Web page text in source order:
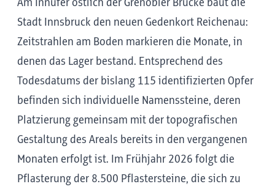
Am Innufer östlich der Grenobler Brücke baut die
Stadt Innsbruck den neuen Gedenkort Reichenau:
Zeitstrahlen am Boden markieren die Monate, in
denen das Lager bestand. Entsprechend des
Todesdatums der bislang 115 identifizierten Opfer
befinden sich individuelle Namenssteine, deren
Platzierung gemeinsam mit der topografischen
Gestaltung des Areals bereits in den vergangenen
Monaten erfolgt ist. Im Frühjahr 2026 folgt die
Pflasterung der 8.500 Pflastersteine, die sich zu